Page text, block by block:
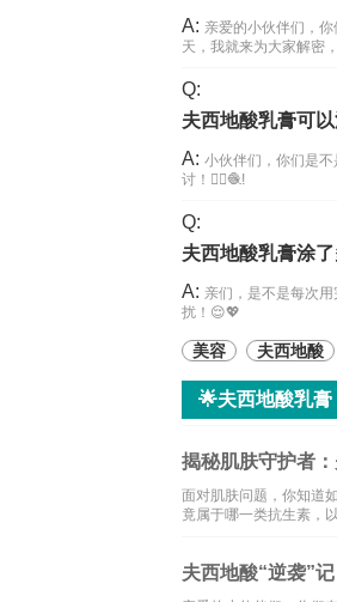
A: 亲爱的小伙伴们，
天，我就来为大家解密
Q:
夫西地酸乳膏可
A: 小伙伴们，你们是
讨！👨‍⚕️🧶!
Q:
夫西地酸乳膏涂
A: 亲们，是不是每次
扰！😌💖
美容 夫西地酸
🌟夫西地酸乳
揭秘肌肤守护者
面对肌肤问题，你知道
竟属于哪一类抗生素，
夫西地酸“逆袭”